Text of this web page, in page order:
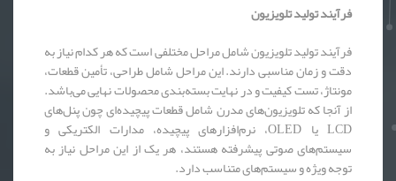
فرآیند تولید تلویزیون
فرآیند تولید تلویزیون شامل مراحل مختلفی است که هر کدام نیاز به
دقت و زمان مناسبی دارند. این مراحل شامل طراحی، تأمین قطعات،
مونتاژ، تست کیفیت و در نهایت بسته‌بندی محصولات نهایی می‌باشد.
از آنجا که تلویزیون‌های مدرن شامل قطعات پیچیده‌ای چون پنل‌های
LCD یا OLED، نرم‌افزارهای پیچیده، مدارات الکتریکی و
سیستم‌های صوتی پیشرفته هستند، هر یک از این مراحل نیاز به
توجه ویژه و سیستم‌های متناسب دارد.